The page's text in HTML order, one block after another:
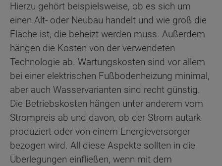
Hierzu gehört beispielsweise, ob es sich um
einen Alt- oder Neubau handelt und wie groß die
Fläche ist, die beheizt werden muss. Außerdem
hängen die Kosten von der verwendeten
Technologie ab. Wartungskosten sind vor allem
bei einer elektrischen Fußbodenheizung minimal,
aber auch Wasservarianten sind recht günstig.
Die Betriebskosten hängen unter anderem vom
Strompreis ab und davon, ob der Strom autark
produziert oder von einem Energieversorger
bezogen wird. All diese Aspekte sollten in die
Überlegungen einfließen, wenn mit dem